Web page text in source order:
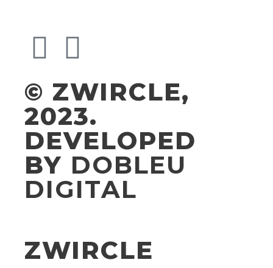
© ZWIRCLE,
2023.
DEVELOPED
BY DOBLEU
DIGITAL
ZWIRCLE